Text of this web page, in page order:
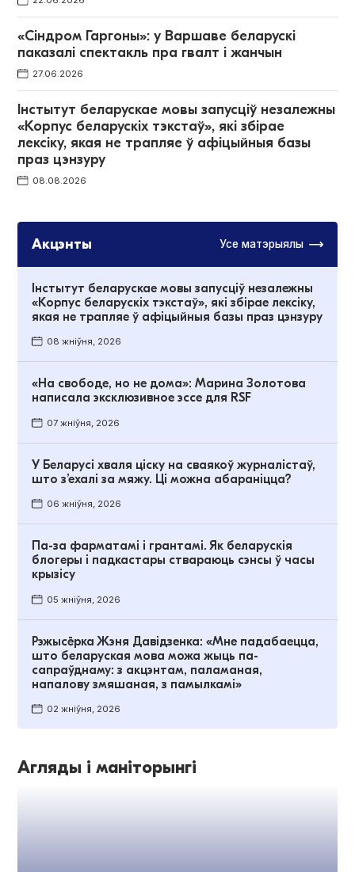
«Сіндром Гаргоны»: у Варшаве беларускі
паказалі спектакль пра гвалт і жанчын
27.06.2026
Інстытут беларускае мовы запусціў незалежны
«Корпус беларускіх тэкстаў», які збірае
лексіку, якая не трапляе ў афіцыйныя базы
праз цэнзуру
08.08.2026
Акцэнты Усе матэрыялы
Інстытут беларускае мовы запусціў незалежны
«Корпус беларускіх тэкстаў», які збірае лексіку,
якая не трапляе ў афіцыйныя базы праз цэнзуру
08 жніўня, 2026
«На свободе, но не дома»: Марина Золотова
написала эксклюзивное эссе для RSF
07 жніўня, 2026
У Беларусі хваля ціску на сваякоў журналістаў,
што з’ехалі за мяжу. Ці можна абараніцца?
06 жніўня, 2026
Па-за фарматамі і грантамі. Як беларускія
блогеры і падкастары ствараюць сэнсы ў часы
крызісу
05 жніўня, 2026
Рэжысёрка Жэня Давідзенка: «Мне падабаецца,
што беларуская мова можа жыць па-
сапраўднаму: з акцэнтам, паламаная,
напалову змяшаная, з памылкамі»
02 жніўня, 2026
Агляды і маніторынгі